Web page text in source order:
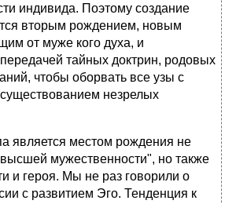
индивида. Поэтому создание
вторым рождением, новым
от муже кого духа, и
тайных доктрин, родовых
чтобы оборвать все узы с
незрелых
является местом рождения не
мужественности", но также
и героя. Мы не раз говорили о
с развитием Эго. Тенденция к